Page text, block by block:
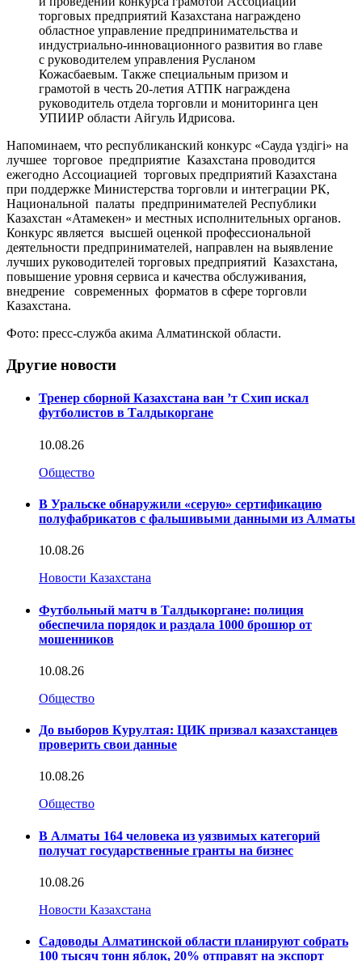
торговых предприятий Казахстана награждено
областное управление предпринимательства и
индустриально-инновационного развития во главе
с руководителем управления Русланом
Кожасбаевым. Также специальным призом и
грамотой в честь 20-летия АТПК награждена
руководитель отдела торговли и мониторинга цен
УПИИР области Айгуль Идрисова.
Напоминаем, что республиканский конкурс «Сауда үздігі» на
лучшее торговое предприятие Казахстана проводится
ежегодно Ассоциацией торговых предприятий Казахстана
при поддержке Министерства торговли и интеграции РК,
Национальной палаты предпринимателей Республики
Казахстан «Атамекен» и местных исполнительных органов.
Конкурс является высшей оценкой профессиональной
деятельности предпринимателей, направлен на выявление
лучших руководителей торговых предприятий Казахстана,
повышение уровня сервиса и качества обслуживания,
внедрение современных форматов в сфере торговли
Казахстана.
Фото: пресс-служба акима Алматинской области.
Другие новости
Тренер сборной Казахстана ван ’т Схип искал
футболистов в Талдыкоргане
10.08.26
Общество
В Уральске обнаружили «серую» сертификацию
полуфабрикатов с фальшивыми данными из Алматы
10.08.26
Новости Казахстана
Футбольный матч в Талдыкоргане: полиция
обеспечила порядок и раздала 1000 брошюр от
мошенников
10.08.26
Общество
До выборов Курултая: ЦИК призвал казахстанцев
проверить свои данные
10.08.26
Общество
В Алматы 164 человека из уязвимых категорий
получат государственные гранты на бизнес
10.08.26
Новости Казахстана
Садоводы Алматинской области планируют собрать
100 тысяч тонн яблок, 20% отправят на экспорт